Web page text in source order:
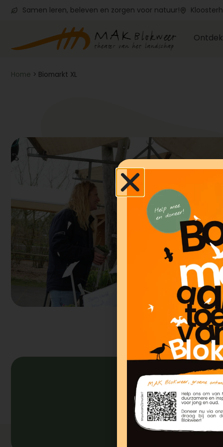
Samen leren, beleven en zorgen voor natuur!
Ontdek
Home > Biomarkt XL